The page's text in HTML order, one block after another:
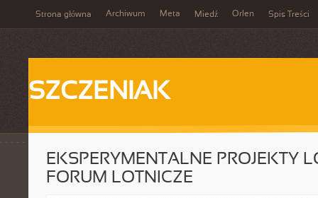
Strona główna Archiwum Meta Miedź Orlen Spis Treści
SZCZENIAK
EKSPERYMENTALNE PROJEKTY
FORUM LOTNICZE